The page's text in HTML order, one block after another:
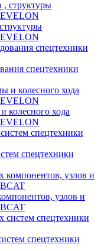
спецтехники
колесного хода
спецтехники
узлов и
спецтехники